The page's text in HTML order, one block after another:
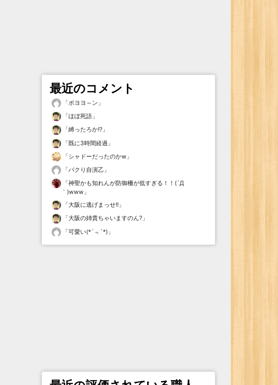
最近のコメント
「ボヨヨ～ン 」
「ほぼ死語 」
「縛ったろか!? 」
「既に3時間経過 」
「シャドーだったのかw 」
「パクり自演乙 」
「神聖かも知れんが防御柵が低すぎる！！(´Д
｀)www 」
「大阪に逃げまっせ!! 」
「大阪の姉貴ちゃいますのん? 」
「可愛い(*´﹃`*) 」